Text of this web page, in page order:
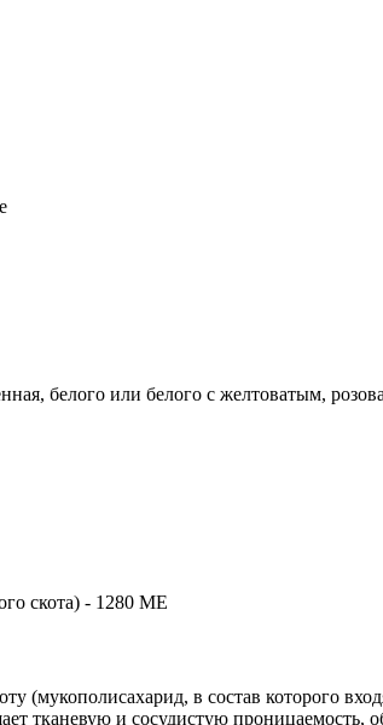
белого или белого с желтоватым,
скота) - 1280 МЕ
(мукополисахарид, в состав которого
тканевую и сосудистую проницаемость,